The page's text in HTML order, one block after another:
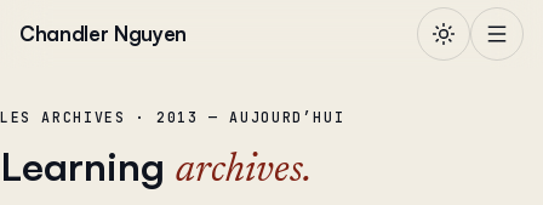
Chandler Nguyen
LES ARCHIVES · 2013 — AUJOURD’HUI
Learning archives.